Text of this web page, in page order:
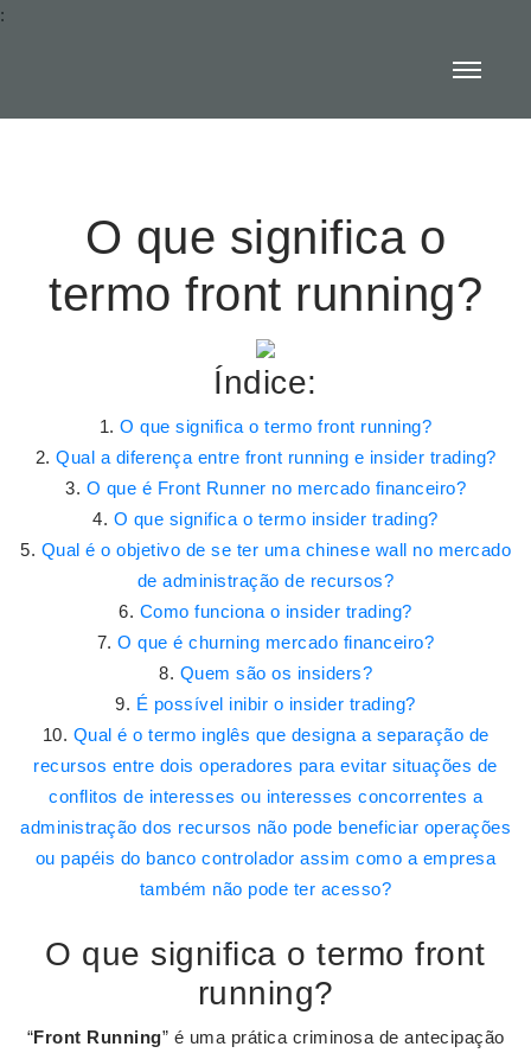
:
O que significa o
termo front running?
Índice:
O que significa o termo front running?
Qual a diferença entre front running e insider trading?
O que é Front Runner no mercado financeiro?
O que significa o termo insider trading?
Qual é o objetivo de se ter uma chinese wall no mercado
de administração de recursos?
Como funciona o insider trading?
O que é churning mercado financeiro?
Quem são os insiders?
É possível inibir o insider trading?
Qual é o termo inglês que designa a separação de
recursos entre dois operadores para evitar situações de
conflitos de interesses ou interesses concorrentes a
administração dos recursos não pode beneficiar operações
ou papéis do banco controlador assim como a empresa
também não pode ter acesso?
O que significa o termo front
running?
“Front Running” é uma prática criminosa de antecipação